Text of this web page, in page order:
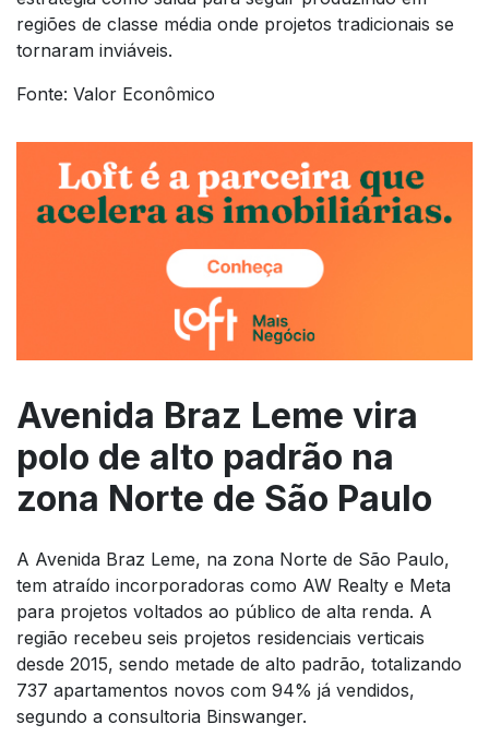
regiões de classe média onde projetos tradicionais se
tornaram inviáveis.
Fonte: Valor Econômico
Avenida Braz Leme vira
polo de alto padrão na
zona Norte de São Paulo
A Avenida Braz Leme, na zona Norte de São Paulo,
tem atraído incorporadoras como AW Realty e Meta
para projetos voltados ao público de alta renda. A
região recebeu seis projetos residenciais verticais
desde 2015, sendo metade de alto padrão, totalizando
737 apartamentos novos com 94% já vendidos,
segundo a consultoria Binswanger.